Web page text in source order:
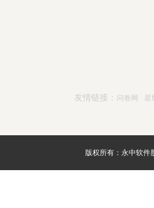
友情链接： 问卷网 星
版权所有：永中软件